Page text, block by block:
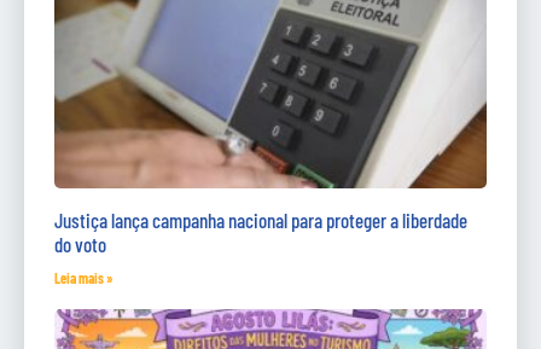
Justiça lança campanha nacional para proteger a liberdade
do voto
Leia mais »